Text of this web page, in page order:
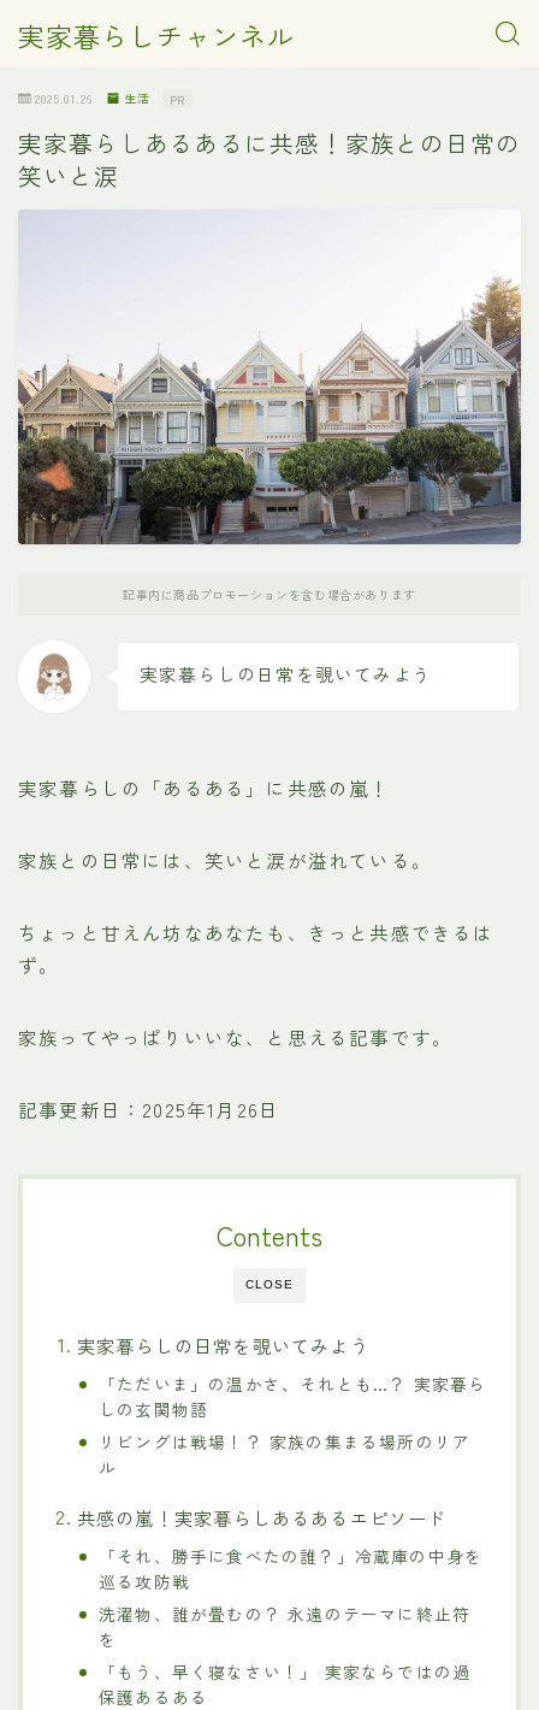
実家暮らしチャンネル
2025.01.26 生活 PR
実家暮らしあるあるに共感！家族との日常の
笑いと涙
記事内に商品プロモーションを含む場合があります
実家暮らしの日常を覗いてみよう
実家暮らしの「あるある」に共感の嵐！
家族との日常には、笑いと涙が溢れている。
ちょっと甘えん坊なあなたも、きっと共感できるは
ず。
家族ってやっぱりいいな、と思える記事です。
記事更新日：2025年1月26日
CLOSE
Contents
実家暮らしの日常を覗いてみよう
「ただいま」の温かさ、それとも…？ 実家暮ら
しの玄関物語
リビングは戦場！？ 家族の集まる場所のリア
ル
共感の嵐！実家暮らしあるあるエピソード
「それ、勝手に食べたの誰？」冷蔵庫の中身を
巡る攻防戦
洗濯物、誰が畳むの？ 永遠のテーマに終止符
を
「もう、早く寝なさい！」 実家ならではの過
保護あるある